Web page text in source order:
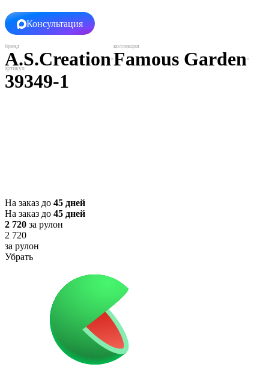
Консультация
A.S.CreationFamous Garden
39349-1
На заказ до 45 дней
На заказ до 45 дней
2 720 за рулон
2 720
за рулон
Убрать